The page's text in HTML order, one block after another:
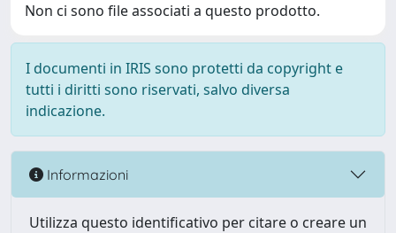
Non ci sono file associati a questo prodotto.
I documenti in IRIS sono protetti da copyright e
tutti i diritti sono riservati, salvo diversa
indicazione.
Informazioni
Utilizza questo identificativo per citare o creare un